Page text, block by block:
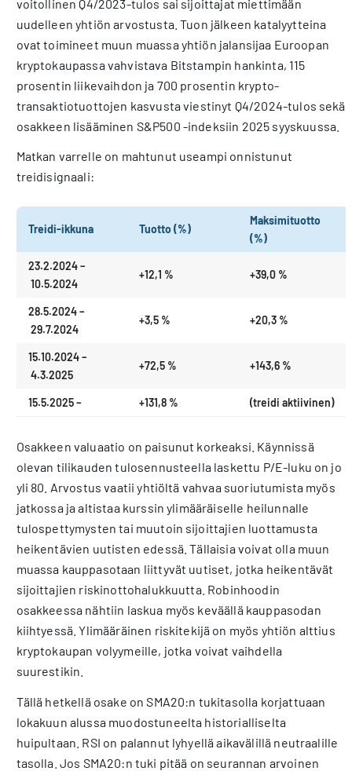
voitollinen Q4/2023-tulos sai sijoittajat miettimään
uudelleen yhtiön arvostusta. Tuon jälkeen katalyytteina
ovat toimineet muun muassa yhtiön jalansijaa Euroopan
kryptokaupassa vahvistava Bitstampin hankinta, 115
prosentin liikevaihdon ja 700 prosentin krypto-
transaktiotuottojen kasvusta viestinyt Q4/2024-tulos sekä
osakkeen lisääminen S&P500 -indeksiin 2025 syyskuussa.
Matkan varrelle on mahtunut useampi onnistunut
treidisignaali:
Treidi-ikkuna Tuotto (%)
Maksimituotto
(%)
23.2.2024 –
10.5.2024
+12,1 % +39,0 %
28.5.2024 –
29.7.2024
+3,5 % +20,3 %
15.10.2024 –
4.3.2025
+72,5 % +143,6 %
15.5.2025 – +131,8 % (treidi aktiivinen)
Osakkeen valuaatio on paisunut korkeaksi. Käynnissä
olevan tilikauden tulosennusteella laskettu P/E-luku on jo
yli 80. Arvostus vaatii yhtiöltä vahvaa suoriutumista myös
jatkossa ja altistaa kurssin ylimääräiselle heilunnalle
tulospettymysten tai muutoin sijoittajien luottamusta
heikentävien uutisten edessä. Tällaisia voivat olla muun
muassa kauppasotaan liittyvät uutiset, jotka heikentävät
sijoittajien riskinottohalukkuutta. Robinhoodin
osakkeessa nähtiin laskua myös keväällä kauppasodan
kiihtyessä. Ylimääräinen riskitekijä on myös yhtiön alttius
kryptokaupan volyymeille, jotka voivat vaihdella
suurestikin.
Tällä hetkellä osake on SMA20:n tukitasolla korjattuaan
lokakuun alussa muodostuneelta historialliselta
huipultaan. RSI on palannut lyhyellä aikavälillä neutraalille
tasolla. Jos SMA20:n tuki pitää on seurannan arvoinen